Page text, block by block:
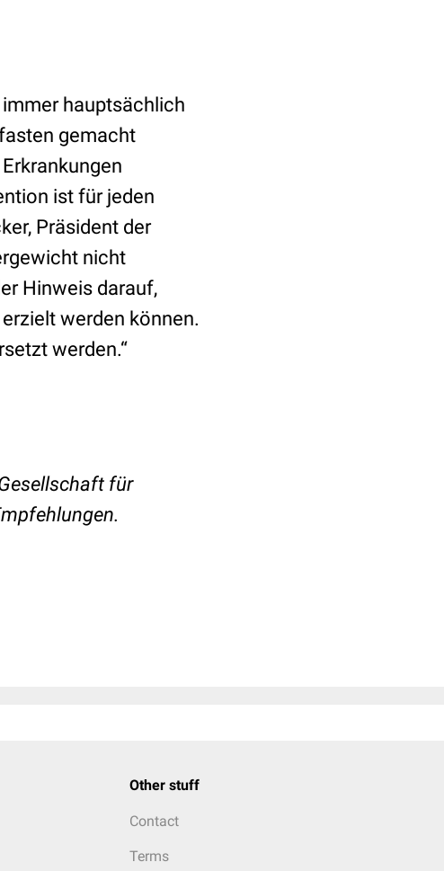
hauptsächlich
gemacht
ist für jeden
Präsident der
nicht
Hinweis darauf,
werden können.
werden.“
für
Other stuff
Contact
Terms